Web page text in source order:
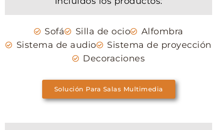
Sofá Silla de ocio
Alfombra
Sistema de audio
Sistema de proyección
Decoraciones
Solución Para Salas Multimedia